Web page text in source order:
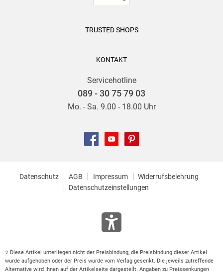
TRUSTED SHOPS
KONTAKT
Servicehotline
089 - 30 75 79 03
Mo. - Sa. 9.00 - 18.00 Uhr
Datenschutz AGB Impressum
Widerrufsbelehrung
Datenschutzeinstellungen
2 Diese Artikel unterliegen nicht der Preisbindung, die Preisbindung dieser Artikel
wurde aufgehoben oder der Preis wurde vom Verlag gesenkt. Die jeweils zutreffende
Alternative wird Ihnen auf der Artikelseite dargestellt. Angaben zu Preissenkungen